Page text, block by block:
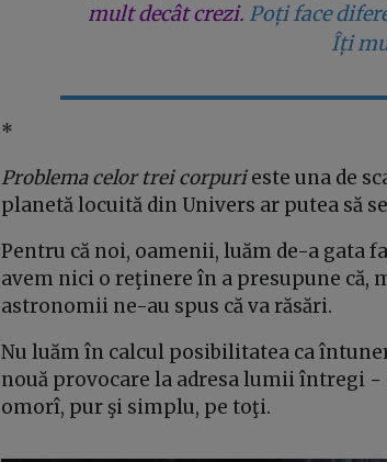
mult decât crezi. Poți face
Îți
*
Problema celor trei corpurieste una de
planetă locuită din Univers ar putea să
Pentru că noi, oamenii, luăm de-a gata
avem nici o reţinere în a presupune că,
astronomii ne-au spus că va răsări.
Nu luăm în calcul posibilitatea ca
nouă provocare la adresa lumii întregi
omorî, pur şi simplu, pe toţi.